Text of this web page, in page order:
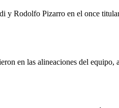
y Rodolfo Pizarro en el once
en las alineaciones del equipo,